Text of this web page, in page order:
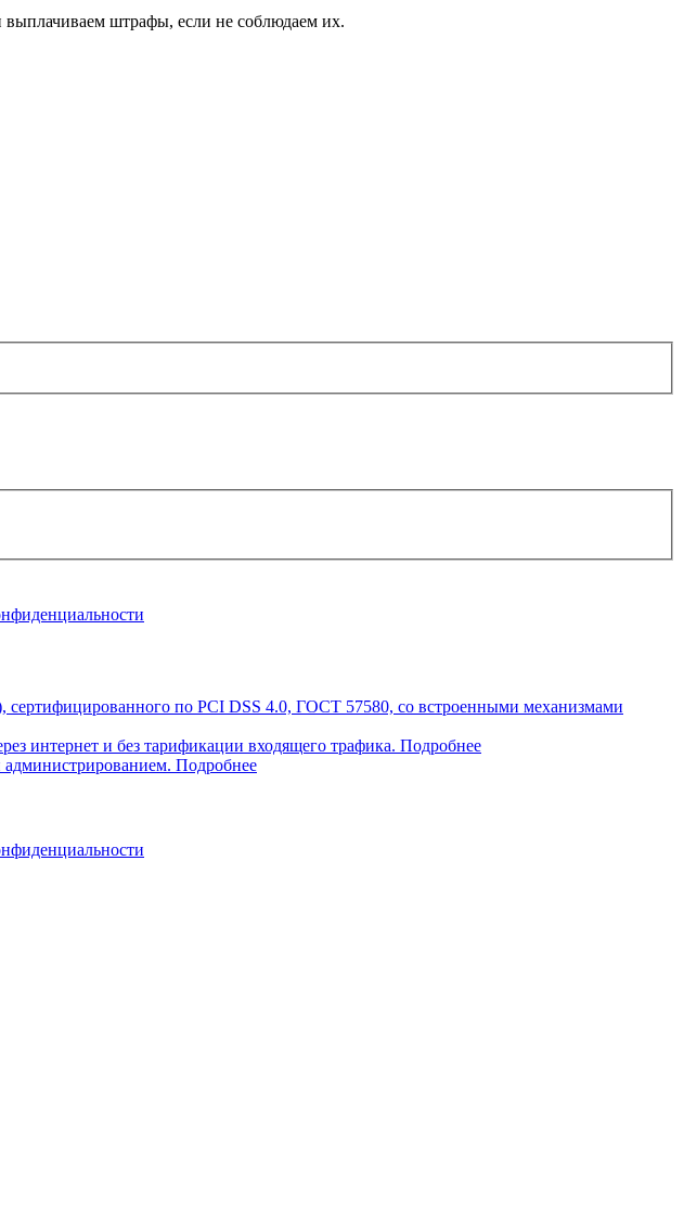
штрафы, если не соблюдаем их.
сертифицированного по PCI DSS 4.0, ГОСТ 57580, со встроенными механизмами
интернет и без тарификации входящего трафика. Подробнее
Подробнее